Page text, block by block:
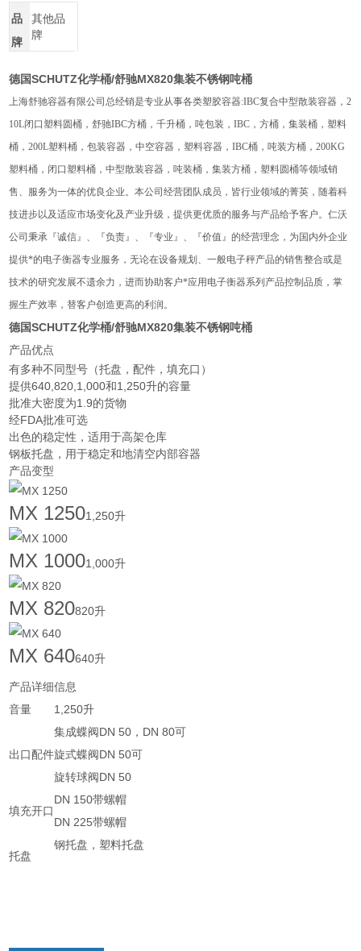
品
牌
其他品
牌
德国SCHUTZ化学桶/舒驰MX820集装不锈钢吨桶
上海舒驰容器有限公司总经销是专业从事各类塑胶容器:IBC复合中型散装容器，2
10L闭口塑料圆桶，舒驰IBC方桶，千升桶，吨包装，IBC，方桶，集装桶，塑料
桶，200L塑料桶，包装容器，中空容器，塑料容器，IBC桶，吨装方桶，200KG
塑料桶，闭口塑料桶，中型散装容器，吨装桶，集装方桶，塑料圆桶等领域销
售、服务为一体的优良企业。本公司经营团队成员，皆行业领域的菁英，随着科
技进步以及适应市场变化及产业升级，提供更优质的服务与产品给予客户。仁沃
公司秉承『诚信』、『负责』、『专业』、『价值』的经营理念，为国内外企业
提供*的电子衡器专业服务，无论在设备规划、一般电子秤产品的销售整合或是
技术的研究发展不遗余力，进而协助客户*应用电子衡器系列产品控制品质，掌
握生产效率，替客户创造更高的利润。
德国SCHUTZ化学桶/舒驰MX820集装不锈钢吨桶
产品优点
有多种不同型号（托盘，配件，填充口）
提供640,820,1,000和1,250升的容量
批准大密度为1.9的货物
经FDA批准可选
出色的稳定性，适用于高架仓库
钢板托盘，用于稳定和地清空内部容器
产品变型
MX 12501,250升
MX 10001,000升
MX 820820升
MX 640640升
产品详细信息
音量
1,250升
出口配件
集成蝶阀DN 50，DN 80可
旋式蝶阀DN 50可
旋转球阀DN 50
填充开口
DN 150带螺帽
DN 225带螺帽
托盘
钢托盘，塑料托盘